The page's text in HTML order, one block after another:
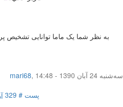
به نظر شما یک ماما توانایی تشخیص
mari68,
سه‌شنبه 24 آبان 1390 - 14:48
پست # 329